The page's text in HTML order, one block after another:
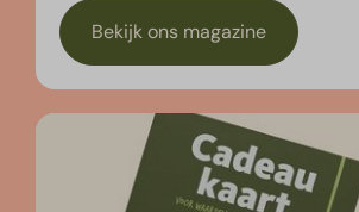
Bekijk ons magazine